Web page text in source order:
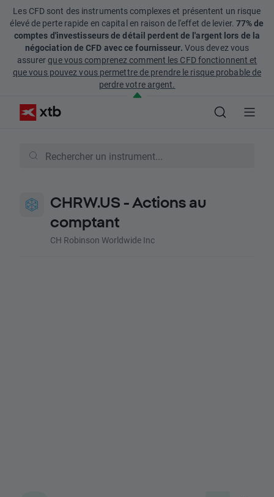
Les CFD sont des instruments complexes et présentent un risque
élevé de perte rapide en capital en raison de l'effet de levier. 77% de
comptes d'investisseurs de détail perdent de l'argent lors de la
négociation de CFD avec ce fournisseur. Vous devez vous
assurerque vous comprenez comment les CFD fonctionnent et
que vous pouvez vous permettre de prendre le risque probable de
perdre votre argent.
CHRW.US - Actions au
comptant
CH Robinson Worldwide Inc